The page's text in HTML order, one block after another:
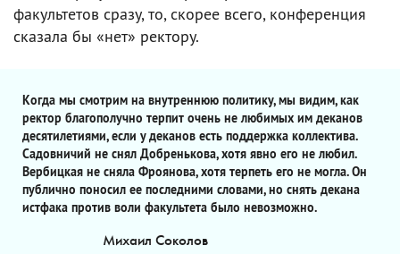
факультетов сразу, то, скорее всего, конференция
сказала бы «нет» ректору.
Когда мы смотрим на внутреннюю политику, мы видим, как
ректор благополучно терпит очень не любимых им деканов
десятилетиями, если у деканов есть поддержка коллектива.
Садовничий не снял Добренькова, хотя явно его не любил.
Вербицкая не сняла Фроянова, хотя терпеть его не могла. Он
публично поносил ее последними словами, но снять декана
истфака против воли факультета было невозможно.
Михаил Соколов